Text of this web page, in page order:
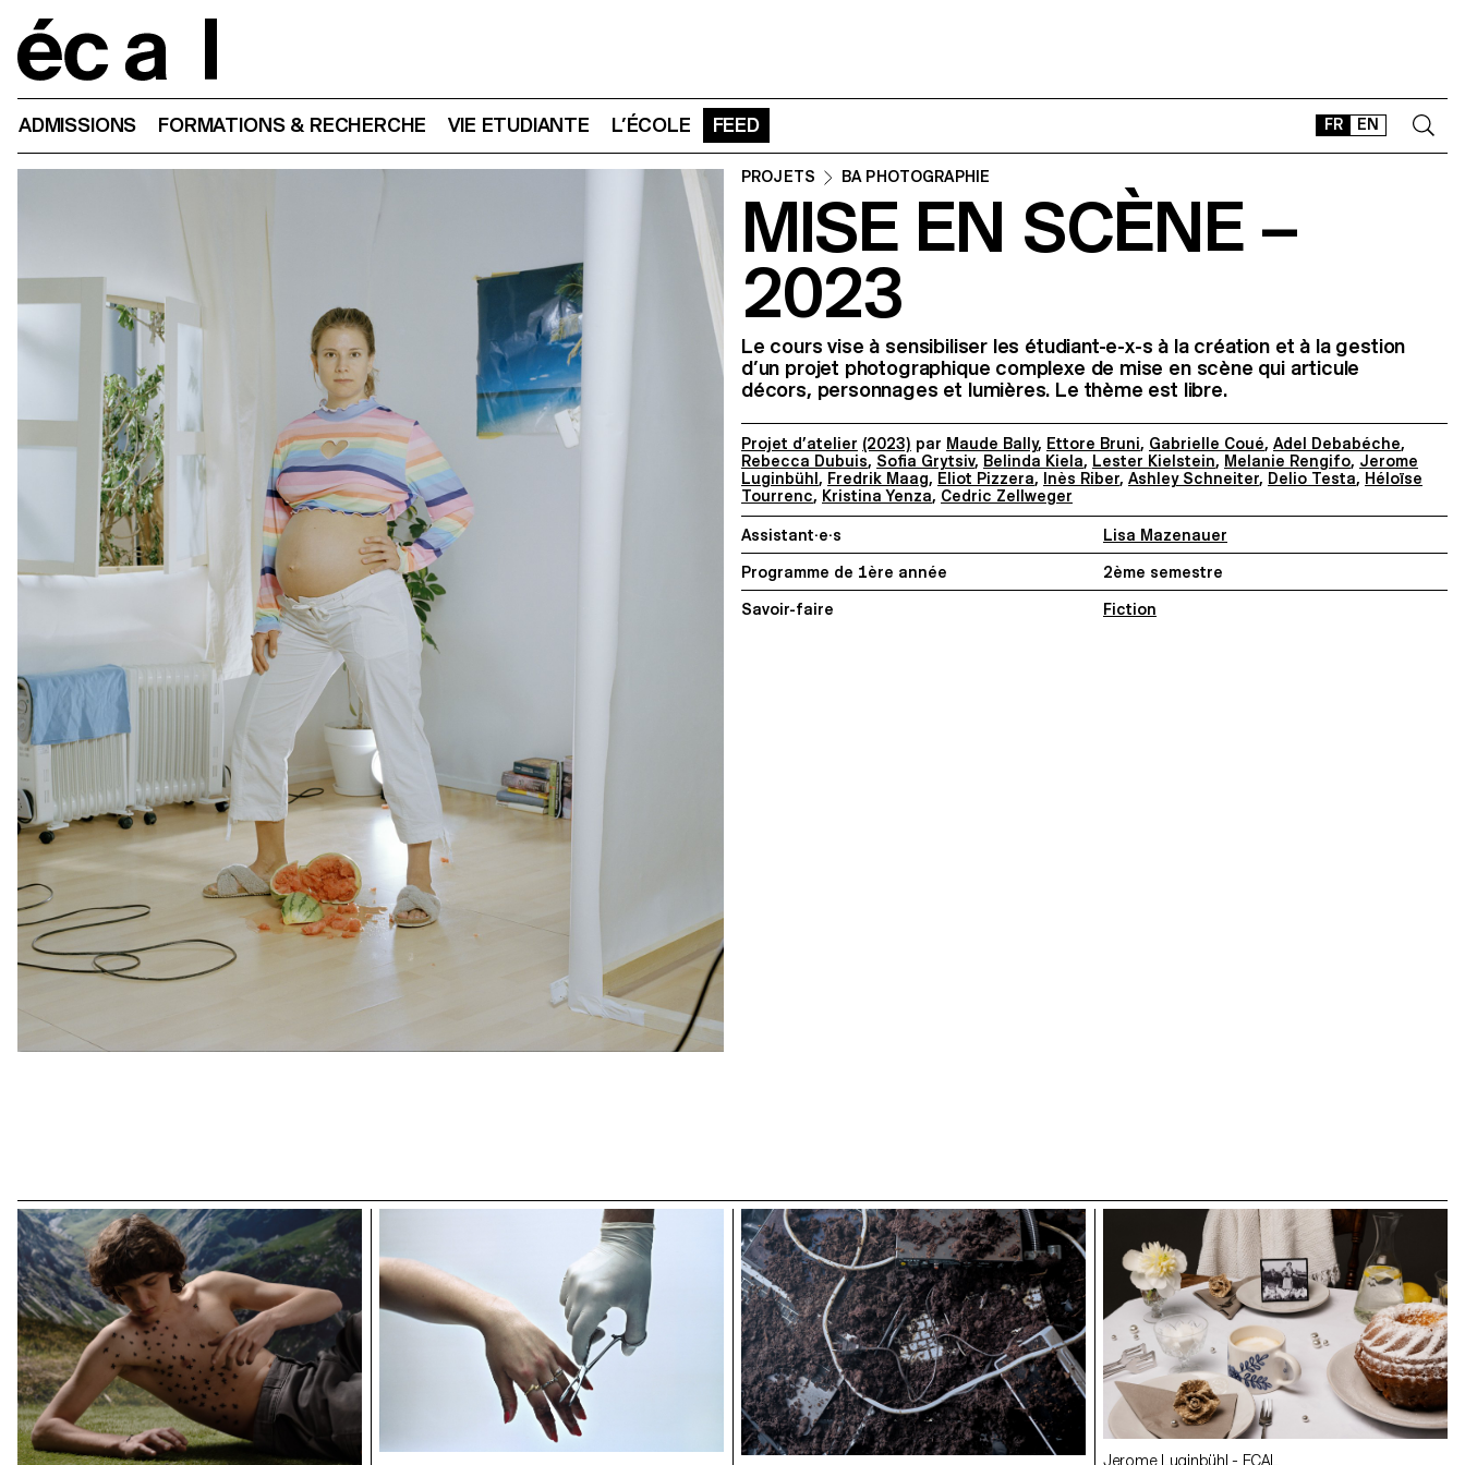
FR EN
ADMISSIONS FORMATIONS & RECHERCHE VIE ETUDIANTE L’ÉCOLE FEED
SHOP
Instagram
Facebook
LinkedIn
Vimeo
PROJETS BA PHOTOGRAPHIE
MISE EN SCÈNE –
2023
Le cours vise à sensibiliser les étudiant-e-x-s à la création et à la gestion
d’un projet photographique complexe de mise en scène qui articule
décors, personnages et lumières. Le thème est libre.
Projet d’atelier (2023) par Maude Bally, Ettore Bruni, Gabrielle Coué, Adel Debabéche,
Rebecca Dubuis, Sofia Grytsiv, Belinda Kiela, Lester Kielstein, Melanie Rengifo, Jerome
Luginbühl , Fredrik Maag, Eliot Pizzera, Inès Riber, Ashley Schneiter, Delio Testa, Héloïse
Tourrenc, Kristina Yenza, Cedric Zellweger
Assistant·e·s Lisa Mazenauer
Programme de 1ère année 2ème semestre
Savoir-faire Fiction
Jerome Luginbühl - ECAL